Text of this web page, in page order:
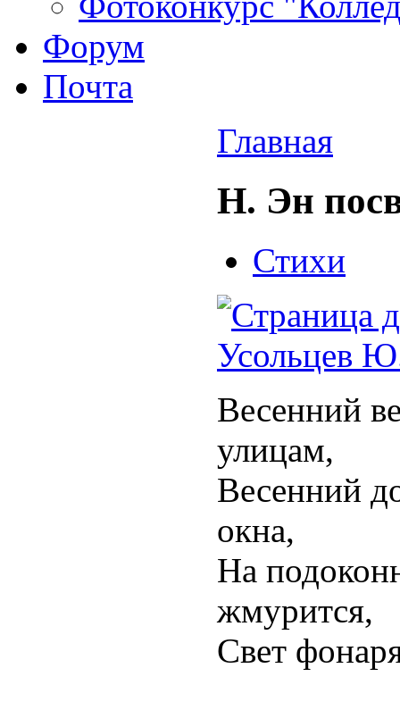
Форум
Почта
Главная
Н. Эн
Стихи
Усольцев
Весенний
улицам,
Весенний
окна,
На
жмурится,
Свет